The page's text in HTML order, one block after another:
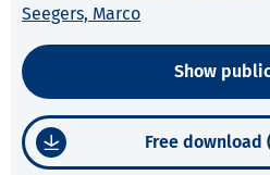
Seegers, Marco
Show
Free download